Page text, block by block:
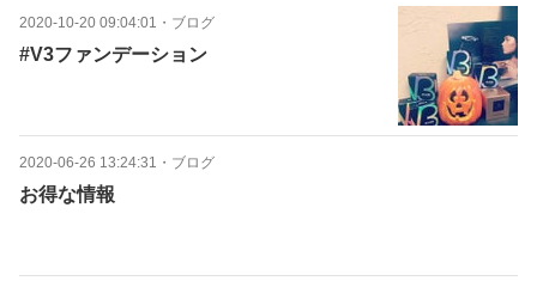
2020-10-20 09:04:01 ・ ブログ
#V3ファンデーション
2020-06-26 13:24:31 ・ ブログ
お得な情報